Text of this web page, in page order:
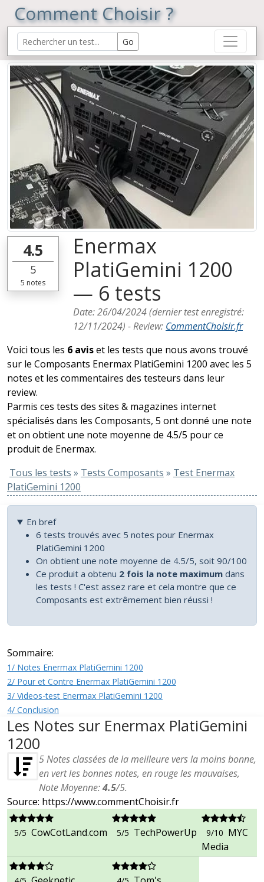
Comment Choisir ?
4.5
5
5 notes
Enermax
PlatiGemini 1200
— 6 tests
Date:26/04/2024(dernier test enregistré:
12/11/2024) -Review: CommentChoisir.fr
Voici tous les 6 aviset les tests que nous avons trouvé
sur le Composants Enermax PlatiGemini 1200 avec les 5
notes et les commentaires des testeurs dans leur
review.
Parmis ces tests des sites & magazines internet
spécialisés dans les Composants, 5 ont donné une note
et on obtient une note moyenne de 4.5/5 pour ce
produit de Enermax.
Tous les tests » Tests Composants » Test Enermax
PlatiGemini 1200
En bref
6 tests trouvés avec 5 notes pour Enermax
PlatiGemini 1200
On obtient une note moyenne de 4.5/5, soit 90/100
Ce produit a obtenu 2 fois la note maximum dans
les tests ! C'est assez rare et cela montre que ce
Composants est extrêmement bien réussi !
Sommaire:
1/ Notes Enermax PlatiGemini 1200
2/ Pour et Contre Enermax PlatiGemini 1200
3/ Videos-test Enermax PlatiGemini 1200
4/ Conclusion
Les Notes sur Enermax PlatiGemini
1200
5Notes classées de la meilleure vers la moins bonne,
en vert les bonnes notes, en rouge les mauvaises,
Note Moyenne:4.5/5.
Source: https://www.commentChoisir.fr
5/5 CowCotLand.com 5/5 TechPowerUp 9/10 MYC
Media